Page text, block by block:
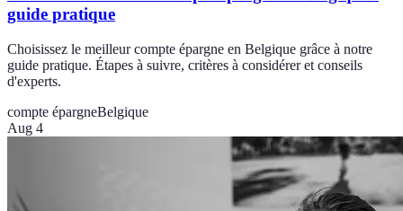
guide pratique
Choisissez le meilleur compte épargne en Belgique grâce à notre
guide pratique. Étapes à suivre, critères à considérer et conseils
d'experts.
compte épargneBelgique
Aug 4